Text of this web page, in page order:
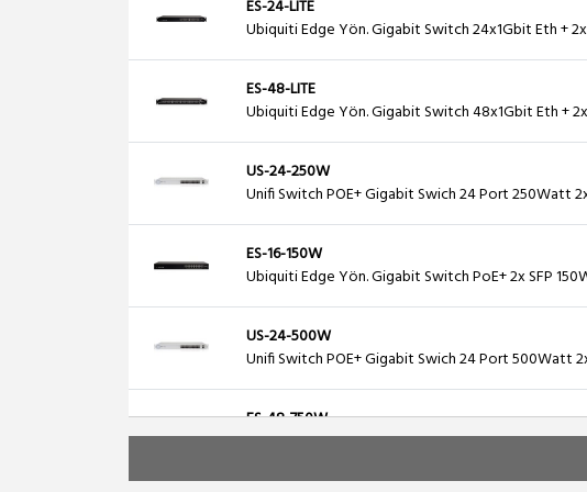
ES-24-LITE
Ubiquiti Edge Yön. Gigabit Switch 24x1Gbit Eth + 2x
ES-48-LITE
Ubiquiti Edge Yön. Gigabit Switch 48x1Gbit Eth + 2x
US-24-250W
Unifi Switch POE+ Gigabit Swich 24 Port 250Watt
ES-16-150W
Ubiquiti Edge Yön. Gigabit Switch PoE+ 2x SFP
US-24-500W
Unifi Switch POE+ Gigabit Swich 24 Port 500Watt
ES-48-750W
Ubiquiti Edge Yön. Gigabit Switch POE+ 48x1Gbit